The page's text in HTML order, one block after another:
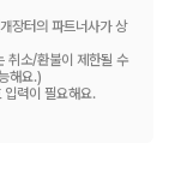
나, 놓친 부분이 있
.
장터의 파트너사가 상
취소/환불이 제한될 수
해요.)
입력이 필요해요.